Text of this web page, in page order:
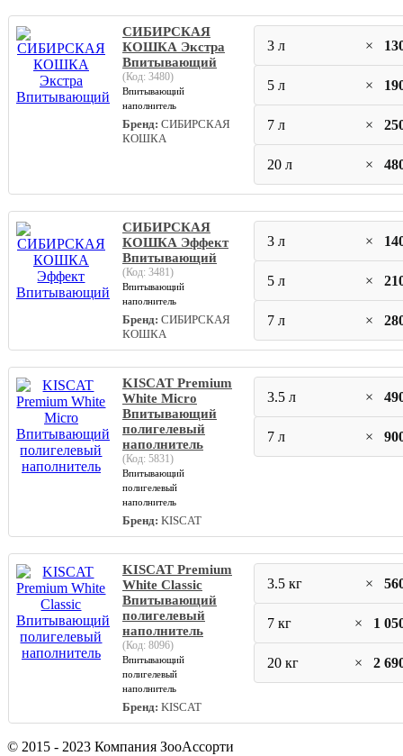
СИБИРСКАЯ
КОШКА Экстра
Впитывающий
(Код: 3480)
Впитывающий
наполнитель
Бренд: СИБИРСКАЯ
КОШКА
3 л ×
5 л ×
7 л ×
20 л ×
СИБИРСКАЯ
КОШКА Эффект
Впитывающий
(Код: 3481)
Впитывающий
наполнитель
Бренд: СИБИРСКАЯ
КОШКА
3 л ×
5 л ×
7 л ×
KISCAT Premium
White Micro
Впитывающий
полигелевый
наполнитель
(Код: 5831)
Впитывающий
полигелевый
наполнитель
Бренд: KISCAT
3.5 л ×
7 л ×
KISCAT Premium
White Classic
Впитывающий
полигелевый
наполнитель
(Код: 8096)
Впитывающий
полигелевый
наполнитель
Бренд: KISCAT
3.5 кг ×
7 кг × 1
20 кг × 2
© 2015 - 2023 Компания ЗооАссорти